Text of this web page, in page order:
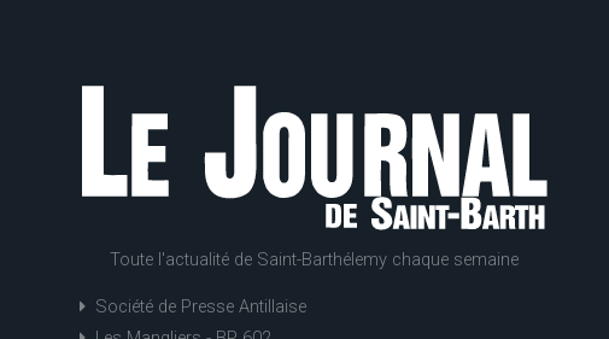
Toute l'actualité de Saint-Barthélemy chaque semaine
Société de Presse Antillaise